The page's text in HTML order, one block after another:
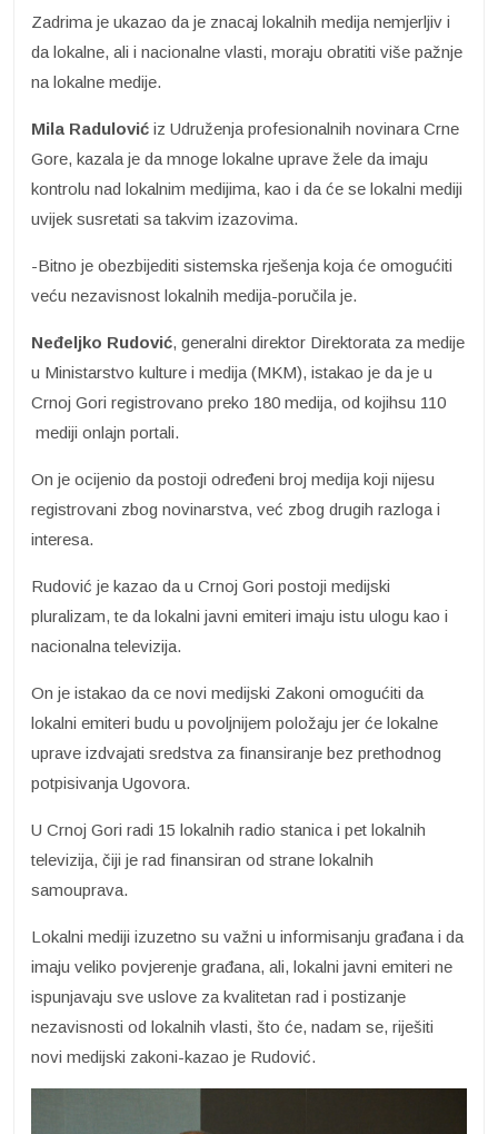
Zadrima je ukazao da je znacaj lokalnih medija nemjerljiv i
da lokalne, ali i nacionalne vlasti, moraju obratiti više pažnje
na lokalne medije.
Mila Radulović iz Udruženja profesionalnih novinara Crne
Gore, kazala je da mnoge lokalne uprave žele da imaju
kontrolu nad lokalnim medijima, kao i da će se lokalni mediji
uvijek susretati sa takvim izazovima.
-Bitno je obezbijediti sistemska rješenja koja će omogućiti
veću nezavisnost lokalnih medija-poručila je.
Neđeljko Rudović, generalni direktor Direktorata za medije
u Ministarstvo kulture i medija (MKM), istakao je da je u
Crnoj Gori registrovano preko 180 medija, od kojihsu 110
mediji onlajn portali.
On je ocijenio da postoji određeni broj medija koji nijesu
registrovani zbog novinarstva, već zbog drugih razloga i
interesa.
Rudović je kazao da u Crnoj Gori postoji medijski
pluralizam, te da lokalni javni emiteri imaju istu ulogu kao i
nacionalna televizija.
On je istakao da ce novi medijski Zakoni omogućiti da
lokalni emiteri budu u povoljnijem položaju jer će lokalne
uprave izdvajati sredstva za finansiranje bez prethodnog
potpisivanja Ugovora.
U Crnoj Gori radi 15 lokalnih radio stanica i pet lokalnih
televizija, čiji je rad finansiran od strane lokalnih
samouprava.
Lokalni mediji izuzetno su važni u informisanju građana i da
imaju veliko povjerenje građana, ali, lokalni javni emiteri ne
ispunjavaju sve uslove za kvalitetan rad i postizanje
nezavisnosti od lokalnih vlasti, što će, nadam se, riješiti
novi medijski zakoni-kazao je Rudović.